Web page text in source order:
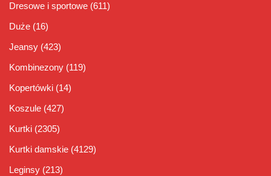
Dresowe i sportowe (611)
Duże (16)
Jeansy (423)
Kombinezony (119)
Kopertówki (14)
Koszule (427)
Kurtki (2305)
Kurtki damskie (4129)
Leginsy (213)